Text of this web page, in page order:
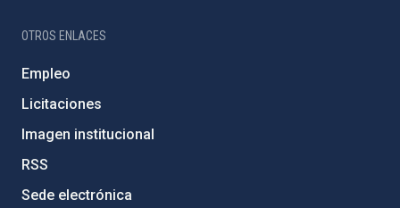
OTROS ENLACES
Empleo
Licitaciones
Imagen institucional
RSS
Sede electrónica